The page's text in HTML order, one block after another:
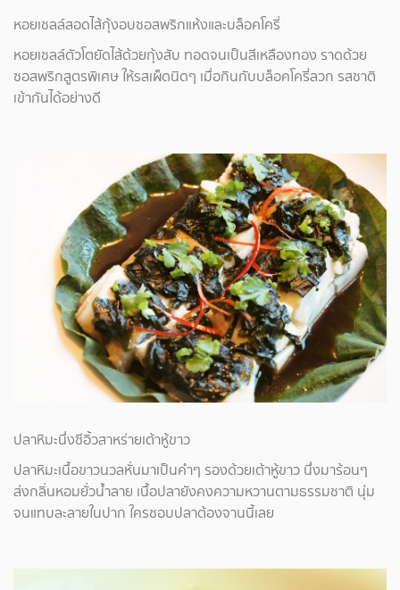
หอยเชลล์สอดไส้กุ้งอบซอสพริกแห้งและบล็อคโครี่
หอยเชลล์ตัวโตยัดไส้ด้วยกุ้งสับ ทอดจนเป็นสีเหลืองทอง ราดด้วย
ซอสพริกสูตรพิเศษ ให้รสเผ็ดนิดๆ เมื่อกินกับบล็อคโครี่ลวก รสชาติ
เข้ากันได้อย่างดี
ปลาหิมะนึ่งซีอิ้วสาหร่ายเต้าหู้ขาว
ปลาหิมะเนื้อขาวนวลหั่นมาเป็นคำๆ รองด้วยเต้าหู้ขาว นึ่งมาร้อนๆ
ส่งกลิ่นหอมยั่วน้ำลาย เนื้อปลายังคงความหวานตามธรรมชาติ นุ่ม
จนแทบละลายในปาก ใครชอบปลาต้องจานนี้เลย